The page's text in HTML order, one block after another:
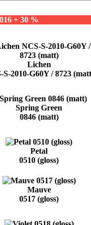
+ 30 %
Lichen
S-2010-G60Y / 8723
Spring Green
0846 (matt)
Petal
0510 (gloss)
Mauve
0517 (gloss)